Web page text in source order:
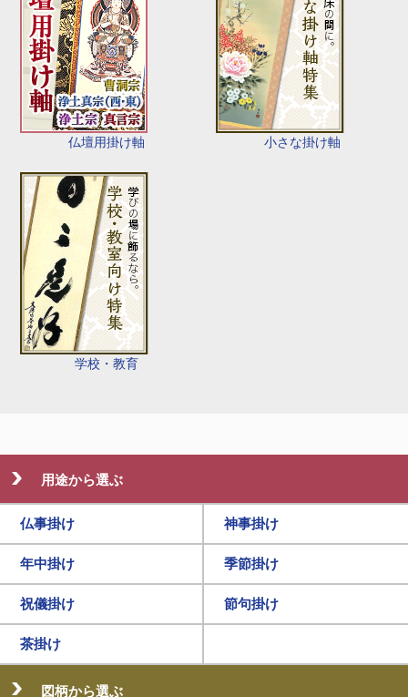
仏壇用掛け軸 小さな掛け軸
学校・教育
用途から選ぶ
仏事掛け 神事掛け
年中掛け 季節掛け
祝儀掛け 節句掛け
茶掛け
図柄から選ぶ